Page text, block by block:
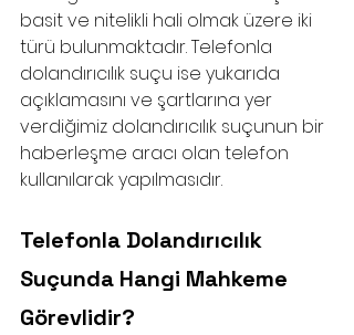
basit ve nitelikli hali olmak üzere iki
türü bulunmaktadır. Telefonla
dolandırıcılık suçu ise yukarıda
açıklamasını ve şartlarına yer
verdiğimiz dolandırıcılık suçunun bir
haberleşme aracı olan telefon
kullanılarak yapılmasıdır.
Telefonla Dolandırıcılık
Suçunda Hangi Mahkeme
Görevlidir?